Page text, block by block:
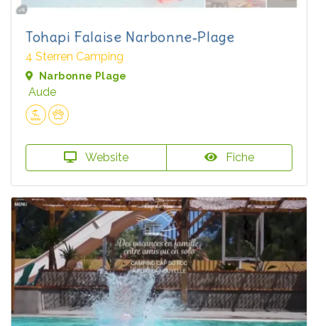
Tohapi Falaise Narbonne‑Plage
4 Sterren Camping
Narbonne Plage
Aude
Website Fiche